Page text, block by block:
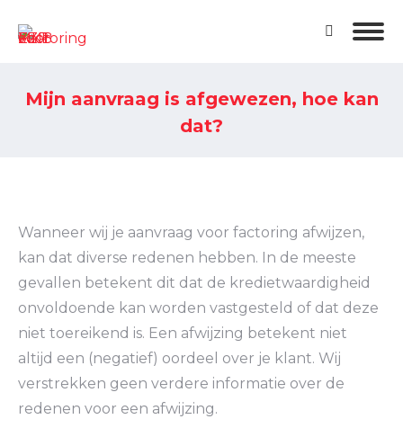
Mijn aanvraag is afgewezen, hoe kan
dat?
Wanneer wij je aanvraag voor factoring afwijzen,
kan dat diverse redenen hebben. In de meeste
gevallen betekent dit dat de kredietwaardigheid
onvoldoende kan worden vastgesteld of dat deze
niet toereikend is. Een afwijzing betekent niet
altijd een (negatief) oordeel over je klant. Wij
verstrekken geen verdere informatie over de
redenen voor een afwijzing.